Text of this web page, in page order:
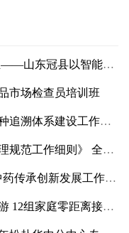
提质“两定机构”医保服务能力
市场检查员培训班
溯体系建设工作方案
全面强化中药材质量源头管控
承创新发展工作成效”
庭零距离接触药品检验